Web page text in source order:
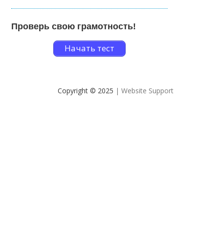
Проверь свою грамотность!
Начать тест
Copyright © 2025 | Website Support